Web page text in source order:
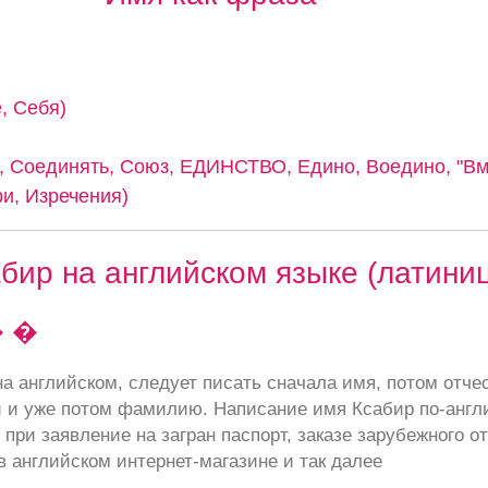
Себя)
Союз, ЕДИНСТВО, Едино, Воедино,
Изречения)
на английском языке
�
английском, следует писать сначала имя, потом
и уже потом фамилию. Написание имя Ксабир по-
заявление на загран паспорт, заказе зарубежного
интернет-магазине и так далее